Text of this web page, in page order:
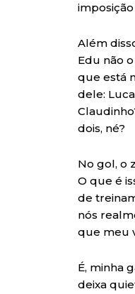
Além
Edu não
que está
dele:
dois, né?
No gol, o
O que é
de
nós
que meu
É, minha
deixa